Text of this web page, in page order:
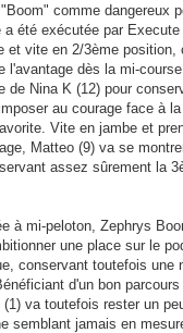
comme dangereux
été exécutée par Execute
et vite en 2/3ème position,
l'avantage dès la mi-
de Nina K (12) pour
au courage face à
Vite en jambe et
Matteo (9) va se
assez sûrement la
à mi-peloton, Zephrys
une place sur le
conservant toutefois une
d'un bon parcours
(1) va toutefois rester un
semblant jamais en